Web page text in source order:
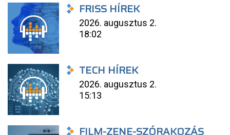
FRISS HÍREK
2026. augusztus 2.
18:02
TECH HÍREK
2026. augusztus 2.
15:13
FILM-ZENE-SZÓRAKOZÁS